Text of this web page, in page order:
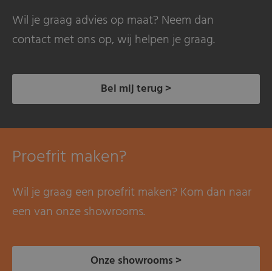
Wil je graag advies op maat? Neem dan
contact met ons op, wij helpen je graag.
Bel mij terug >
Proefrit maken?
Wil je graag een proefrit maken? Kom dan naar
een van onze showrooms.
Onze showrooms >